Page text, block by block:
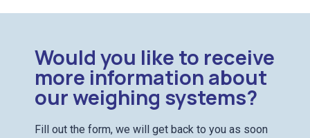
Would you like to receive
more information about
our weighing systems?
Fill out the form, we will get back to you as soon